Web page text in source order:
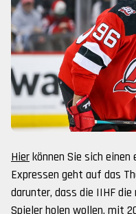
Hierkönnen Sie sich
Expressen geht auf das
darunter, dass die IIHF die
Spieler holen wollen, mit